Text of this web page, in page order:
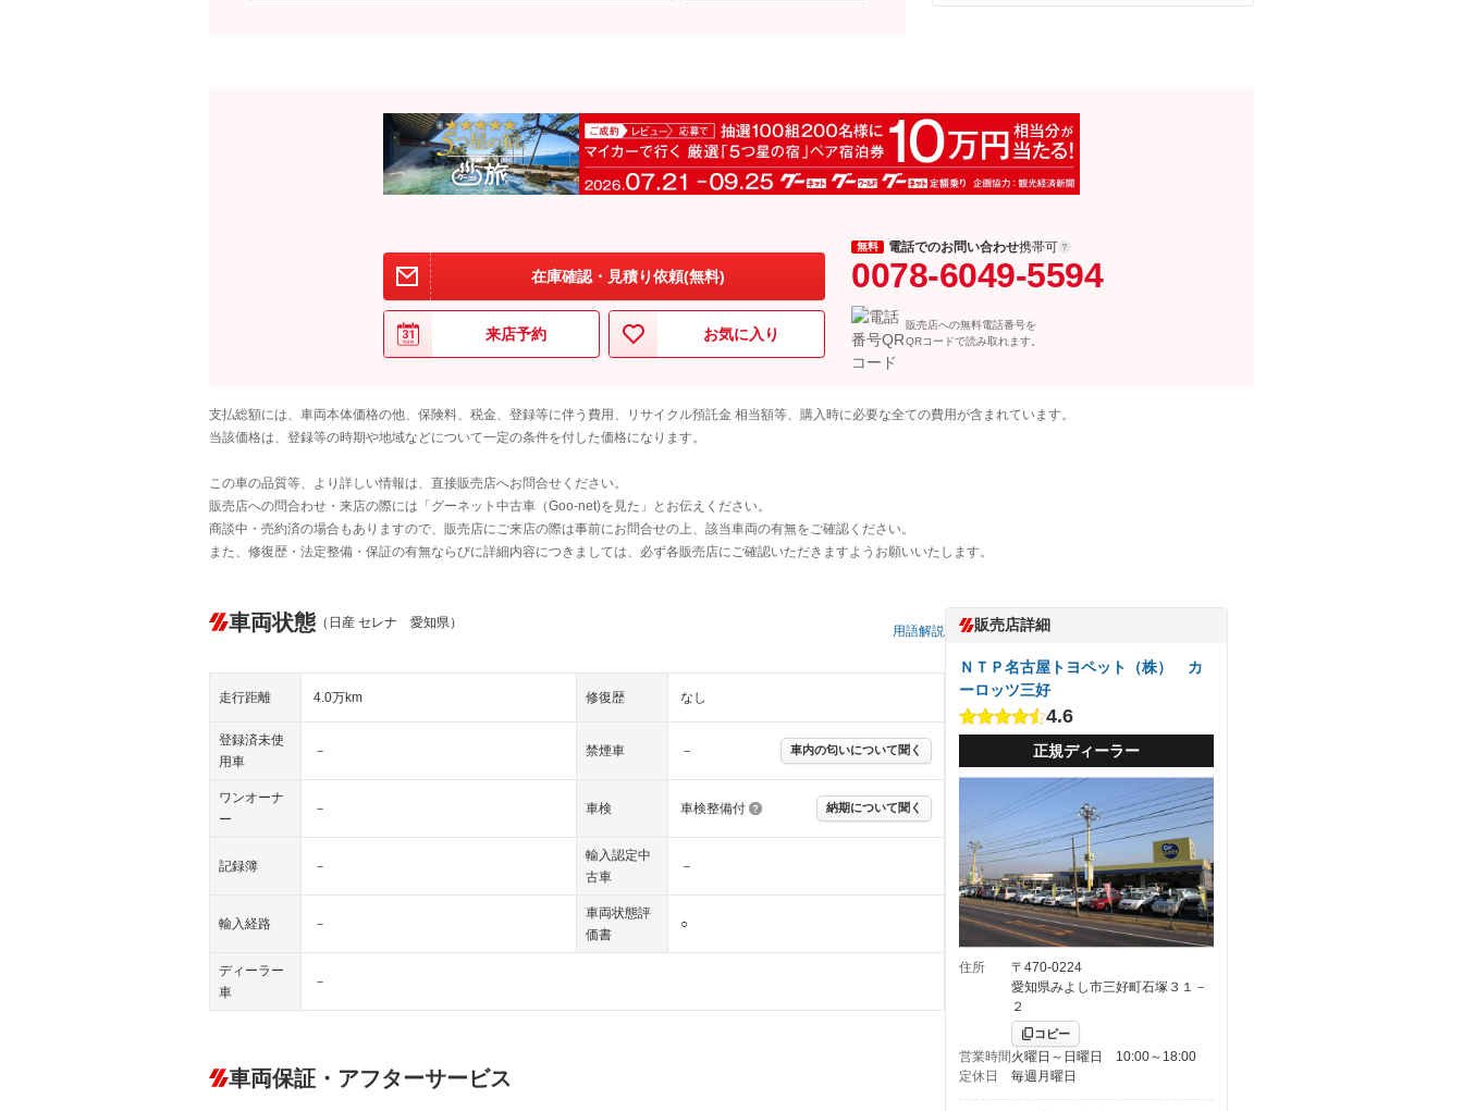
在庫確認・見積り依頼(無料)
来店予約 お気に入り
無料 電話でのお問い合わせ携帯可
0078-6049-5594
販売店への無料電話番号を
QRコードで読み取れます。
支払総額には、車両本体価格の他、保険料、税金、登録等に伴う費用、リサイクル預託金 相当額等、購入時に必要な全ての費用が含まれています。
当該価格は、登録等の時期や地域などについて一定の条件を付した価格になります。
この車の品質等、より詳しい情報は、直接販売店へお問合せください。
販売店への問合わせ・来店の際には「グーネット中古車（Goo-net)を見た」とお伝えください。
商談中・売約済の場合もありますので、販売店にご来店の際は事前にお問合せの上、該当車両の有無をご確認ください。
また、修復歴・法定整備・保証の有無ならびに詳細内容につきましては、必ず各販売店にご確認いただきますようお願いいたします。
車両状態 （日産 セレナ 愛知県）
用語解説
走行距離 4.0万km 修復歴 なし
登録済未使
用車
－ 禁煙車 － 車内の匂いについて聞く
ワンオーナ
ー
－ 車検 車検整備付 納期について聞く
記録簿 －
輸入認定中
古車
－
輸入経路 －
車両状態評
価書
○
ディーラー
車
－
車両保証・アフターサービス
販売店詳細
ＮＴＰ名古屋トヨペット（株） カ
ーロッツ三好
4.6
正規ディーラー
住所
〒470-0224
愛知県みよし市三好町石塚３１－
２
コピー
営業時間 火曜日～日曜日 10:00～18:00
定休日
毎週月曜日